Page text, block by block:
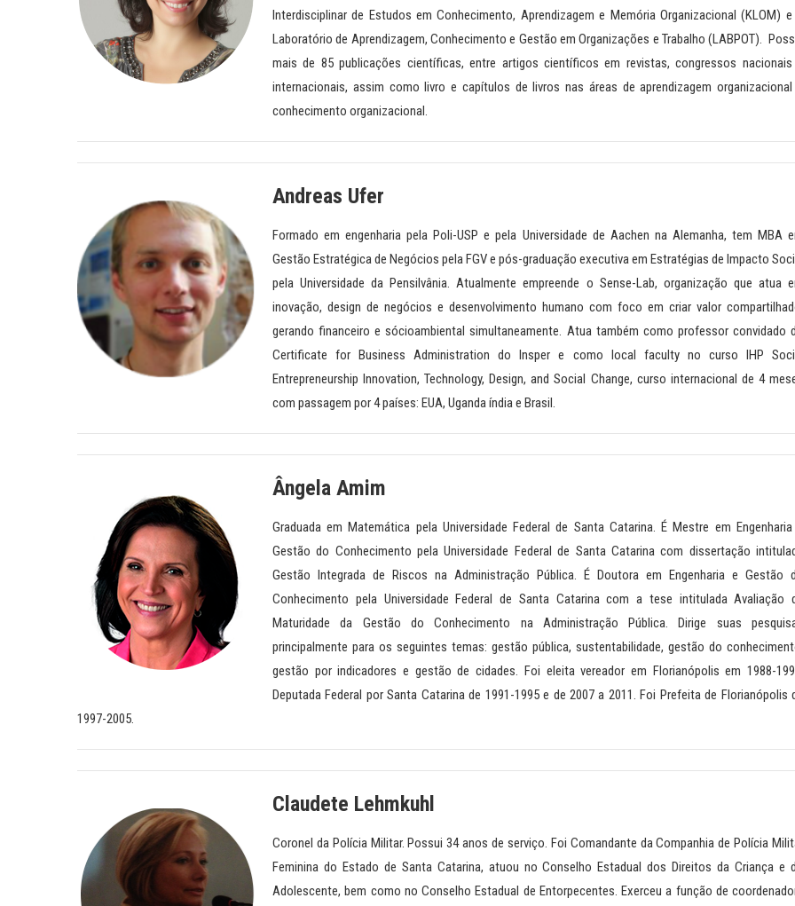
Interdisciplinar de Estudos em Conhecimento, Aprendizagem e Memória Organizacional (KLOM)
Laboratório de Aprendizagem, Conhecimento e Gestão em Organizações e Trabalho (LABPOT).
mais de 85 publicações científicas, entre artigos científicos em revistas, congressos
internacionais, assim como livro e capítulos de livros nas áreas de aprendizagem
conhecimento organizacional.
Andreas Ufer
Formado em engenharia pela Poli-USP e pela Universidade de Aachen na Alemanha, tem MBA
Gestão Estratégica de Negócios pela FGV e pós-graduação executiva em Estratégias de Impacto
pela Universidade da Pensilvânia. Atualmente empreende o Sense-Lab, organização que atua
inovação, design de negócios e desenvolvimento humano com foco em criar valor
gerando financeiro e sócioambiental simultaneamente. Atua também como professor convidado
Certificate for Business Administration do Insper e como local faculty no curso IHP
Entrepreneurship Innovation, Technology, Design, and Social Change, curso internacional de 4
com passagem por 4 países: EUA, Uganda índia e Brasil.
Ângela Amim
Graduada em Matemática pela Universidade Federal de Santa Catarina. É Mestre em
Gestão do Conhecimento pela Universidade Federal de Santa Catarina com dissertação
Gestão Integrada de Riscos na Administração Pública. É Doutora em Engenharia e Gestão
Conhecimento pela Universidade Federal de Santa Catarina com a tese intitulada Avaliação
Maturidade da Gestão do Conhecimento na Administração Pública. Dirige suas
principalmente para os seguintes temas: gestão pública, sustentabilidade, gestão do
gestão por indicadores e gestão de cidades. Foi eleita vereador em Florianópolis em 1988-
Deputada Federal por Santa Catarina de 1991-1995 e de 2007 a 2011. Foi Prefeita de Florianópolis
1997-2005.
Claudete Lehmkuhl
Coronel da Polícia Militar. Possui 34 anos de serviço. Foi Comandante da Companhia de Polícia
Feminina do Estado de Santa Catarina, atuou no Conselho Estadual dos Direitos da Criança e
Adolescente, bem como no Conselho Estadual de Entorpecentes. Exerceu a função de